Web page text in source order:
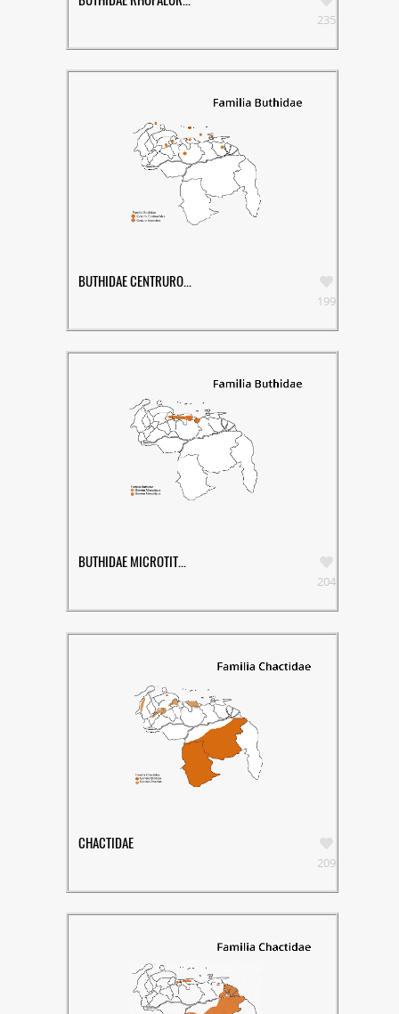
235
BUTHIDAE CENTRURO...
199
BUTHIDAE MICROTIT...
204
CHACTIDAE
209